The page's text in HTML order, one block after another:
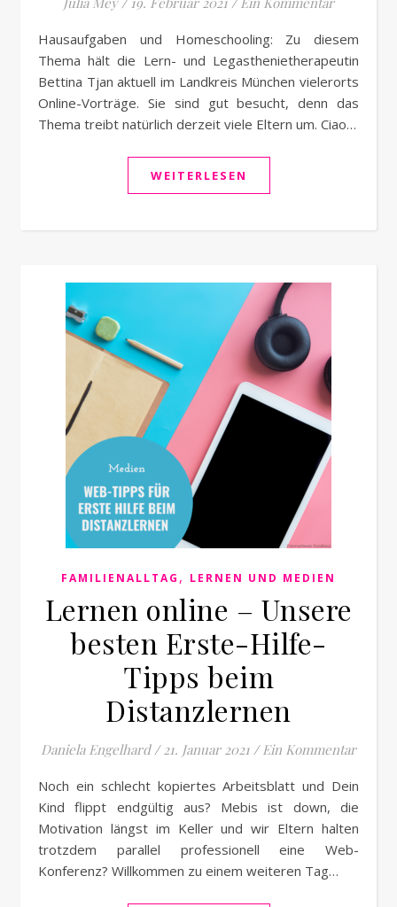
Hausaufgaben und Homeschooling: Zu diesem
Thema hält die Lern- und Legasthenietherapeutin
Bettina Tjan aktuell im Landkreis München vielerorts
Online-Vorträge. Sie sind gut besucht, denn das
Thema treibt natürlich derzeit viele Eltern um. Ciao…
WEITERLESEN
FAMILIENALLTAG , LERNEN UND MEDIEN
Lernen online – Unsere
besten Erste-Hilfe-
Tipps beim
Distanzlernen
Daniela Engelhard / 21. Januar 2021 / Ein Kommentar
Noch ein schlecht kopiertes Arbeitsblatt und Dein
Kind flippt endgültig aus? Mebis ist down, die
Motivation längst im Keller und wir Eltern halten
trotzdem parallel professionell eine Web-
Konferenz? Willkommen zu einem weiteren Tag…